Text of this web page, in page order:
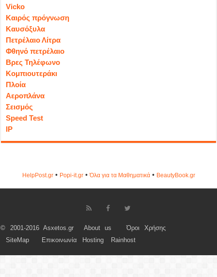
Vicko
Καιρός πρόγνωση
Καυσόξυλα
Πετρέλαιο Λίτρα
Φθηνό πετρέλαιο
Βρες Τηλέφωνο
Κομπιουτεράκι
Πλοία
Αεροπλάνα
Σεισμός
Speed Test
IP
HelpPost.gr• Popi-it.gr•Όλα για τα Μαθηματικά• ΒeautyΒook.gr
© 2001-2016 Asxetos.gr About us
Όροι Χρήσης
SiteMap
Επικοινωνία Hosting Rainhost